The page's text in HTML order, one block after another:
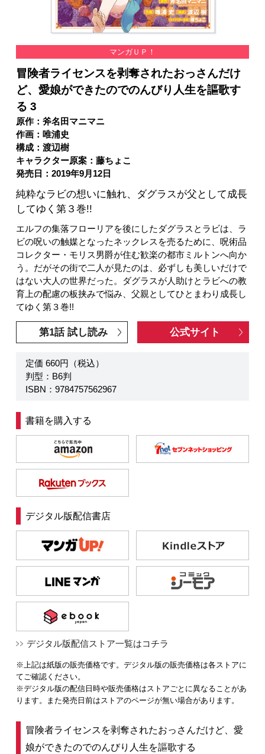
マンガＵＰ！
冒険者ライセンスを剥奪されたおっさんだけ
ど、愛娘ができたのでのんびり人生を謳歌す
る 3
原作：斧名田マニマニ
作画：唯浦史
構成：渡辺樹
キャラクター原案：藤ちょこ
発売日：2019年9月12日
純粋なラビの想いに触れ、ダグラスが父として成長
してゆく第３巻!!
エルフの集落フローリアを後にしたダグラスとラビは、ラ
ビの呪いの触媒となったネックレスを売るために、呪術品
コレクター・モリス男爵が住む歓楽の都市ミルトンへ向か
う。だがその街で二人が見たのは、必ずしも美しいだけで
はない大人の世界だった。ダグラスが人助けとラビへの教
育上の配慮の板挟みで悩み、父親としてひとまわり成長し
てゆく第３巻!!
第1話 試し読み 公式サイト
定価 660円（税込）
判型：B6判
ISBN：9784757562967
書籍を購入する
デジタル版配信書店
デジタル版配信ストア一覧はコチラ
※上記は紙版の販売価格です。デジタル版の販売価格は各ストアに
てご確認ください。
※デジタル版の配信日時や販売価格はストアごとに異なることがあ
ります。また発売日前はストアのページが無い場合があります。
冒険者ライセンスを剥奪されたおっさんだけど、愛
娘ができたのでのんびり人生を謳歌する